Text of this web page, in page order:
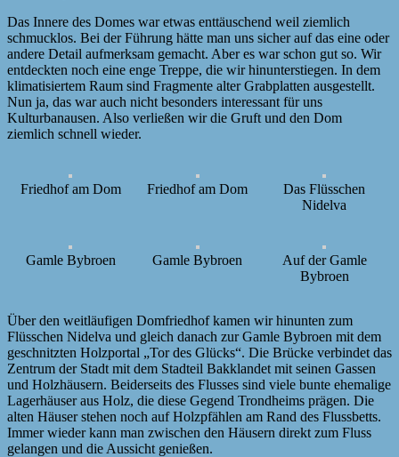
Das Innere des Domes war etwas enttäuschend weil ziemlich
schmucklos. Bei der Führung hätte man uns sicher auf das eine oder
andere Detail aufmerksam gemacht. Aber es war schon gut so. Wir
entdeckten noch eine enge Treppe, die wir hinunterstiegen. In dem
klimatisiertem Raum sind Fragmente alter Grabplatten ausgestellt.
Nun ja, das war auch nicht besonders interessant für uns
Kulturbanausen. Also verließen wir die Gruft und den Dom
ziemlich schnell wieder.
Friedhof am Dom Friedhof am Dom
Das Flüsschen
Nidelva
Gamle Bybroen Gamle Bybroen
Auf der Gamle
Bybroen
Über den weitläufigen Domfriedhof kamen wir hinunten zum
Flüsschen Nidelva und gleich danach zur Gamle Bybroen mit dem
geschnitzten Holzportal „Tor des Glücks“. Die Brücke verbindet das
Zentrum der Stadt mit dem Stadteil Bakklandet mit seinen Gassen
und Holzhäusern. Beiderseits des Flusses sind viele bunte ehemalige
Lagerhäuser aus Holz, die diese Gegend Trondheims prägen. Die
alten Häuser stehen noch auf Holzpfählen am Rand des Flussbetts.
Immer wieder kann man zwischen den Häusern direkt zum Fluss
gelangen und die Aussicht genießen.